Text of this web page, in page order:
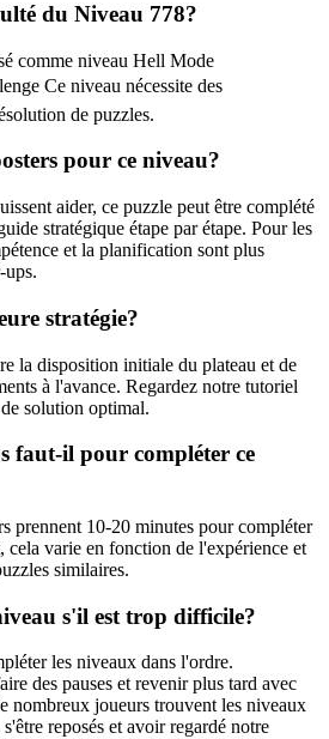
du Niveau 778?
comme niveau Hell Mode
Ce niveau nécessite des
de puzzles.
pour ce niveau?
aider, ce puzzle peut être complété
stratégique étape par étape. Pour les
et la planification sont plus
ups.
stratégie?
la disposition initiale du plateau et de
à l'avance. Regardez notre tutoriel
solution optimal.
faut-il pour compléter ce
prennent 10-20 minutes pour compléter
cela varie en fonction de l'expérience et
similaires.
s'il est trop difficile?
les niveaux dans l'ordre.
des pauses et revenir plus tard avec
nombreux joueurs trouvent les niveaux
reposés et avoir regardé notre